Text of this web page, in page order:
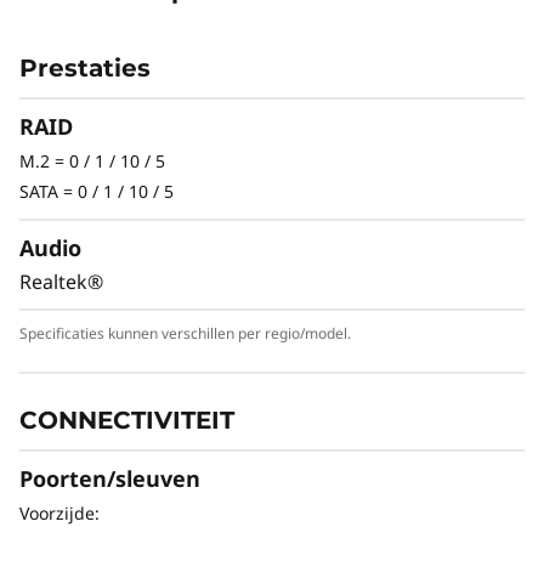
Het Lenovo ThinkStation P7 Tower Workstation
datacenters. Dit baanbrekende workstation
kan een werklast aan die traditioneel werd
Het is ontworpen voor datawetenschappers,
technici en senior creatieve professionals, en
game-ontwikkeling, 3D-rendering,
Prestaties
RAID
M.2 = 0 / 1 / 10 / 5
SATA = 0 / 1 / 10 / 5
Audio
Realtek®
Specificaties kunnen verschillen per regio/model.
CONNECTIVITEIT
Poorten/sleuven
Voorzijde: